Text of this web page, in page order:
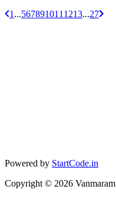
1 ...567891011 1213...27
Powered by StartCode.in
Copyright © 2026 Vanmaram